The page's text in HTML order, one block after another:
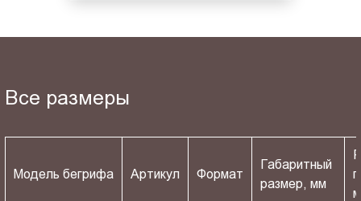
Все размеры
Модель бегрифа Артикул Формат
Габаритный
размер, мм